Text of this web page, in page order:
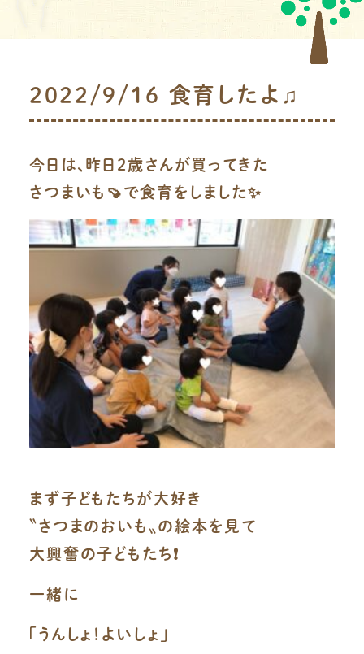
2022/9/16 食育したよ♫
今日は、昨日2歳さんが買ってきた
さつまいも🍠で食育をしました✨
まず子どもたちが大好き
〝さつまのおいも〟の絵本を見て
大興奮の子どもたち❗️
一緒に
「うんしょ！よいしょ」